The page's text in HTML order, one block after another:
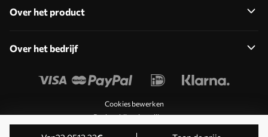
Over het product
Over het bedrijf
Cookies bewerken
Pushmeldingsinstellingen
© 2011-2026 Uwalls . Alle rechten voorbehouden. Beheerd